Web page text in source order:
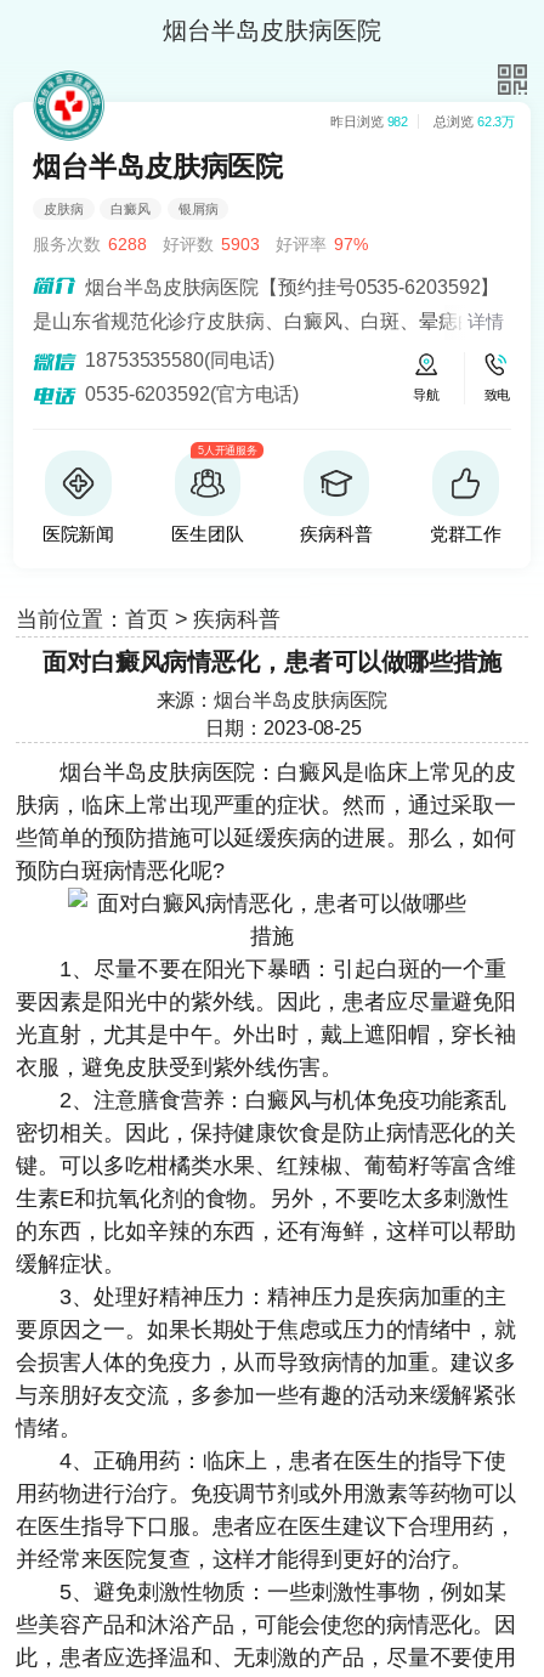
烟台半岛皮肤病医院
昨日浏览 982 总浏览 62.3万
烟台半岛皮肤病医院
皮肤病 白癜风 银屑病
服务次数 6288 好评数 5903 好评率 97%
烟台半岛皮肤病医院【预约挂号0535-6203592】
是山东省规范化诊疗皮肤病、白癜风、白斑、晕痣的医
院。熟悉皮肤病科常见病、多发病、疑难病的诊治，尤
其擅长光化学疗法、窄波紫外线、308准分子激光以及外
移植治疗白癜风，包括自体表皮移植、微小皮片移植、
自体培养黑素细胞移植等。
详情
18753535580(同电话)
0535-6203592(官方电话)
导航 致电
医院新闻
5人开通服务
医生团队 疾病科普 党群工作
当前位置： 首页>疾病科普
面对白癜风病情恶化，患者可以做哪些措施
来源：烟台半岛皮肤病医院
日期：2023-08-25
烟台半岛皮肤病医院 ：白癜风是临床上常见的皮
肤病，临床上常出现严重的症状。然而，通过采取一
些简单的预防措施可以延缓疾病的进展。那么，如何
预防白斑病情恶化呢?
1、尽量不要在阳光下暴晒：引起白斑的一个重
要因素是阳光中的紫外线。因此，患者应尽量避免阳
光直射，尤其是中午。外出时，戴上遮阳帽，穿长袖
衣服，避免皮肤受到紫外线伤害。
2、注意膳食营养：白癜风与机体免疫功能紊乱
密切相关。因此，保持健康饮食是防止病情恶化的关
键。可以多吃柑橘类水果、红辣椒、葡萄籽等富含维
生素E和抗氧化剂的食物。另外，不要吃太多刺激性
的东西，比如辛辣的东西，还有海鲜，这样可以帮助
缓解症状。
3、处理好精神压力：精神压力是疾病加重的主
要原因之一。如果长期处于焦虑或压力的情绪中，就
会损害人体的免疫力，从而导致病情的加重。建议多
与亲朋好友交流，多参加一些有趣的活动来缓解紧张
情绪。
4、正确用药：临床上，患者在医生的指导下使
用药物进行治疗。免疫调节剂或外用激素等药物可以
在医生指导下口服。患者应在医生建议下合理用药，
并经常来医院复查，这样才能得到更好的治疗。
5、避免刺激性物质：一些刺激性事物，例如某
些美容产品和沐浴产品，可能会使您的病情恶化。因
此，患者应选择温和、无刺激的产品，尽量不要使用